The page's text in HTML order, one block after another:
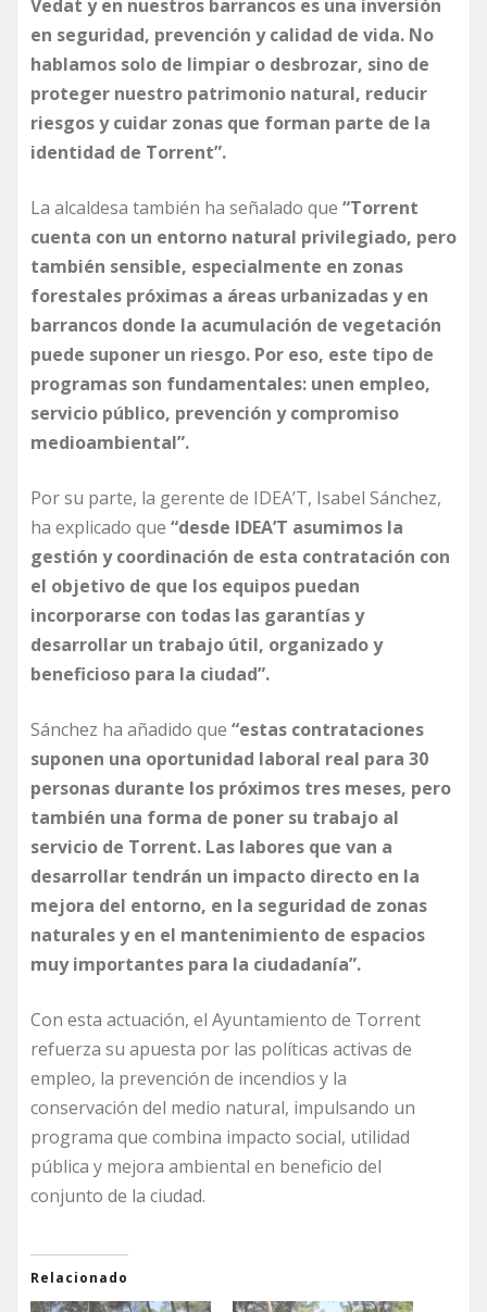
Vedat y en nuestros barrancos es una inversión
en seguridad, prevención y calidad de vida. No
hablamos solo de limpiar o desbrozar, sino de
proteger nuestro patrimonio natural, reducir
riesgos y cuidar zonas que forman parte de la
identidad de Torrent”.
La alcaldesa también ha señalado que “Torrent
cuenta con un entorno natural privilegiado, pero
también sensible, especialmente en zonas
forestales próximas a áreas urbanizadas y en
barrancos donde la acumulación de vegetación
puede suponer un riesgo. Por eso, este tipo de
programas son fundamentales: unen empleo,
servicio público, prevención y compromiso
medioambiental”.
Por su parte, la gerente de IDEA’T, Isabel Sánchez,
ha explicado que “desde IDEA’T asumimos la
gestión y coordinación de esta contratación con
el objetivo de que los equipos puedan
incorporarse con todas las garantías y
desarrollar un trabajo útil, organizado y
beneficioso para la ciudad”.
Sánchez ha añadido que “estas contrataciones
suponen una oportunidad laboral real para 30
personas durante los próximos tres meses, pero
también una forma de poner su trabajo al
servicio de Torrent. Las labores que van a
desarrollar tendrán un impacto directo en la
mejora del entorno, en la seguridad de zonas
naturales y en el mantenimiento de espacios
muy importantes para la ciudadanía”.
Con esta actuación, el Ayuntamiento de Torrent
refuerza su apuesta por las políticas activas de
empleo, la prevención de incendios y la
conservación del medio natural, impulsando un
programa que combina impacto social, utilidad
pública y mejora ambiental en beneficio del
conjunto de la ciudad.
Relacionado